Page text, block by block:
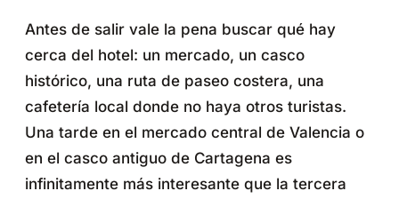
Antes de salir vale la pena buscar qué hay
cerca del hotel: un mercado, un casco
histórico, una ruta de paseo costera, una
cafetería local donde no haya otros turistas.
Una tarde en el mercado central de Valencia o
en el casco antiguo de Cartagena es
infinitamente más interesante que la tercera